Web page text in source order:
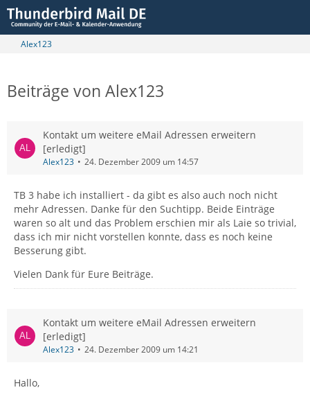
Alex123
Beiträge von Alex123
Kontakt um weitere eMail Adressen erweitern
[erledigt]
Alex123 24. Dezember 2009 um 14:57
TB 3 habe ich installiert - da gibt es also auch noch nicht
mehr Adressen. Danke für den Suchtipp. Beide Einträge
waren so alt und das Problem erschien mir als Laie so trivial,
dass ich mir nicht vorstellen konnte, dass es noch keine
Besserung gibt.
Vielen Dank für Eure Beiträge.
Kontakt um weitere eMail Adressen erweitern
[erledigt]
Alex123 24. Dezember 2009 um 14:21
Hallo,